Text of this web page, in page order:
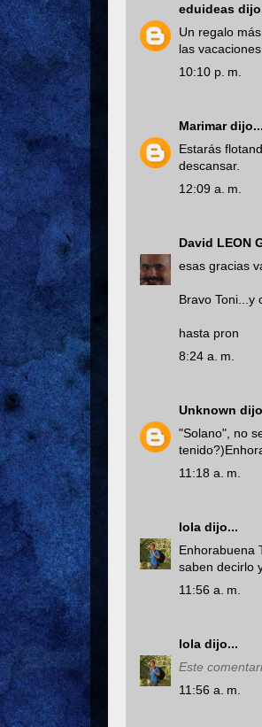
eduideas
Un regalo
las vacaciones
10:10 p. m.
Marimardijo...
Estarás
descansar.
12:09 a. m.
David LEON
esas gracias
Bravo Toni...y
hasta pron
8:24 a. m.
Unknown
"Solano", no
11:18 a. m.
lola dijo...
Enhorabuena
saben decirlo
11:56 a. m.
lola dijo...
Este
11:56 a. m.